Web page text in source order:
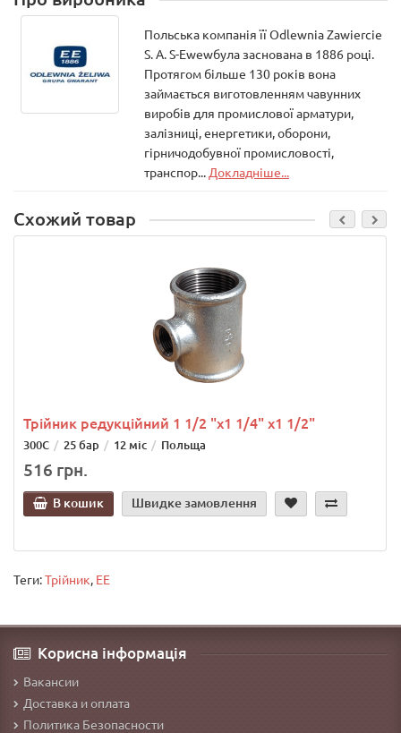
Польська компанія її Odlewnia Zawiercie
S. A. S-Ewewбула заснована в 1886 році.
Протягом більше 130 років вона
займається виготовленням чавунних
виробів для промислової арматури,
залізниці, енергетики, оборони,
гірничодобувної промисловості,
транспор... Докладніше...
Схожий товар
Трійник редукційний 1 1/2 "х1 1/4" х1 1/2"
300С 25 бар 12 міс Польща
516 грн.
В кошик Швидке замовлення
Теги:Трійник, EE
Корисна інформація
Вакансии
Доставка и оплата
Политика Безопасности